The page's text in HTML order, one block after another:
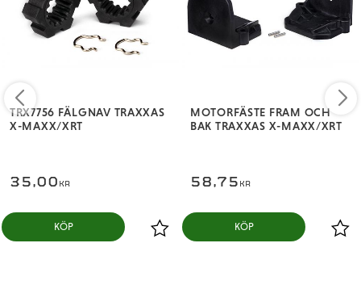
TRX7756 FÄLGNAV TRAXXAS
X-MAXX/XRT
35,00 KR
KÖP
MOTORFÄSTE FRAM OCH
BAK TRAXXAS X-MAXX/XRT
58,75 KR
KÖP